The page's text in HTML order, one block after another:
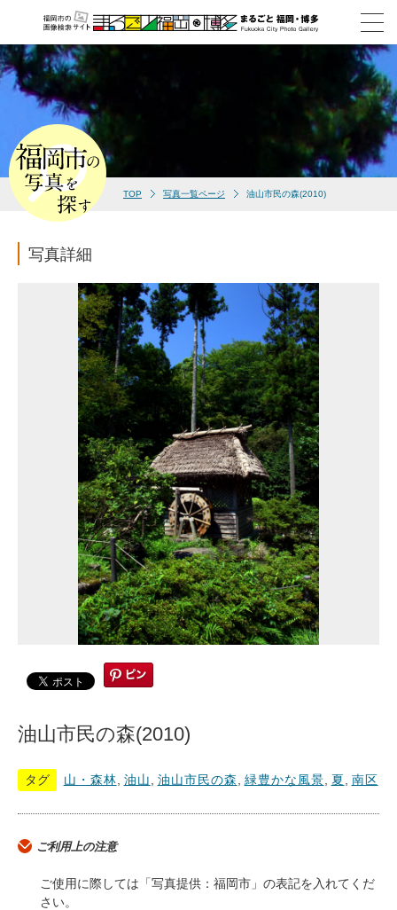
TOP 写真一覧ページ 油山市民の森(2010)
写真詳細
油山市民の森(2010)
タグ 山・森林 油山 油山市民の森 緑豊かな風景 夏 南区
ご利用上の注意
ご使用に際しては「写真提供：福岡市」の表記を入れてくだ
さい。